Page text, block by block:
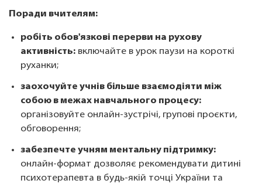
Поради вчителям:
робіть обов'язкові перерви на рухову
активність: включайте в урок паузи на короткі
руханки;
заохочуйте учнів більше взаємодіяти між
собою в межах навчального процесу:
організовуйте онлайн‑зустрічі, групові проєкти,
обговорення;
забезпечте учням ментальну підтримку:
онлайн‑формат дозволяє рекомендувати дитині
психотерапевта в будь-якій точці України та